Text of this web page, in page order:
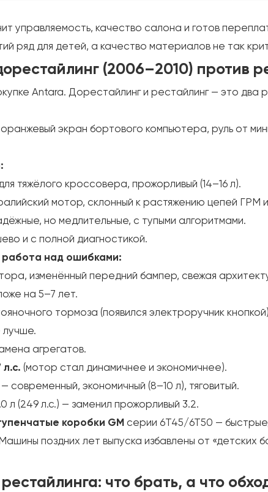
управляемость, качество салона и готов
ряд для детей, а качество материалов не так
(2006–2010) против
Antara. Дорестайлинг и рестайлинг — это два
экран бортового компьютера, руль от
тяжёлого кроссовера, прожорливый (14–16 л).
мотор, склонный к растяжению цепей ГРМ
но медлительные, с тупыми алгоритмами.
и с полной диагностикой.
работа над ошибками:
изменённый передний бампер, свежая
на 5–7 лет.
тормоза (появился электроручник
лучше.
агрегатов.
л.с. (мотор стал динамичнее и экономичнее).
— современный, экономичный (8–10 л), тяговитый.
л (249 л.с.) — заменил прожорливый 3.2.
коробки GM серии 6T45/6T50 —
поздних лет выпуска избавлены от «детских
что брать, а что